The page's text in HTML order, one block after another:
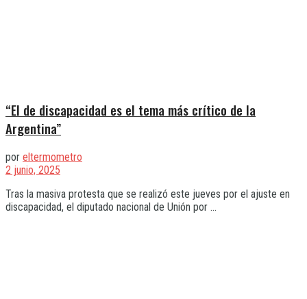
“El de discapacidad es el tema más crítico de la
Argentina”
por eltermometro
2 junio, 2025
Tras la masiva protesta que se realizó este jueves por el ajuste en
discapacidad, el diputado nacional de Unión por ...